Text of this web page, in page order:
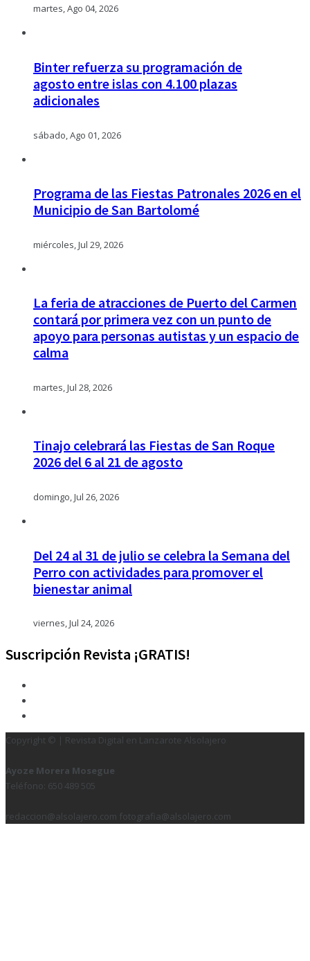
martes, Ago 04, 2026
Binter refuerza su programación de
agosto entre islas con 4.100 plazas
adicionales
sábado, Ago 01, 2026
Programa de las Fiestas Patronales 2026 en el
Municipio de San Bartolomé
miércoles, Jul 29, 2026
La feria de atracciones de Puerto del Carmen
contará por primera vez con un punto de
apoyo para personas autistas y un espacio de
calma
martes, Jul 28, 2026
Tinajo celebrará las Fiestas de San Roque
2026 del 6 al 21 de agosto
domingo, Jul 26, 2026
Del 24 al 31 de julio se celebra la Semana del
Perro con actividades para promover el
bienestar animal
viernes, Jul 24, 2026
Suscripción Revista ¡GRATIS!
Copyright © | Revista Digital en Lanzarote Alsolajero
Ayoze Morera Mosegue
Teléfono: 650 489 505
redaccion@alsolajero.com fotografia@alsolajero.com